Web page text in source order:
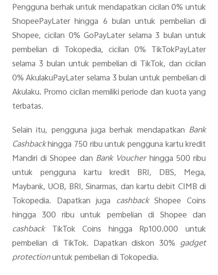
Pengguna berhak untuk mendapatkan cicilan 0% untuk
ShopeePayLater hingga 6 bulan untuk pembelian di
Shopee, cicilan 0% GoPayLater selama 3 bulan untuk
pembelian di Tokopedia, cicilan 0% TikTokPayLater
selama 3 bulan untuk pembelian di TikTok, dan cicilan
0% AkulakuPayLater selama 3 bulan untuk pembelian di
Akulaku. Promo cicilan memiliki periode dan kuota yang
terbatas.
Selain itu, pengguna juga berhak mendapatkan Bank
Cashbackhingga 750 ribu untuk pengguna kartu kredit
Mandiri di Shopee dan Bank Voucherhingga 500 ribu
untuk pengguna kartu kredit BRI, DBS, Mega,
Maybank, UOB, BRI, Sinarmas, dan kartu debit CIMB di
Tokopedia. Dapatkan juga cashbackShopee Coins
hingga 300 ribu untuk pembelian di Shopee dan
cashbackTikTok Coins hingga Rp100.000 untuk
pembelian di TikTok. Dapatkan diskon 30%gadget
protectionuntuk pembelian di Tokopedia.